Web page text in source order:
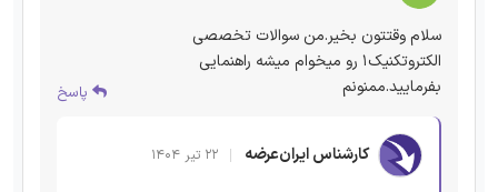
سلام وقتتون بخیر.من سوالات تخصصی
الکتروتکنیک۱ رو میخوام میشه راهنمایی
بفرمایید.ممنونم
پاسخ
کارشناس ایران‌عرضه ۲۲ تیر ۱۴۰۴